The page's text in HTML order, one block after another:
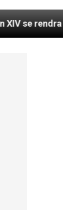
Uruguay,